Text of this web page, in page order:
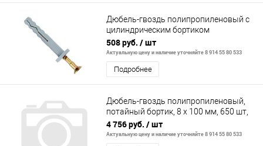
Дюбель-гвоздь полипропиленовый с
цилиндрическим бортиком
8х120мм,100шт//ШУРУПЬ
508 руб. / шт
Актуальную цену и наличие уточняйте 8 914 55 80 533
Подробнее
Дюбель-гвоздь полипропиленовый,
потайный бортик, 8 x 100 мм, 650 шт,
ЗУБР
4 756 руб. / шт
Актуальную цену и наличие уточняйте 8 914 55 80 533